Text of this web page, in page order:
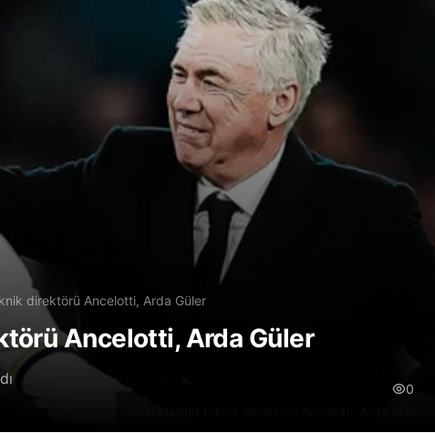
direktörü Ancelotti, Arda Güler
Ancelotti, Arda Güler
0